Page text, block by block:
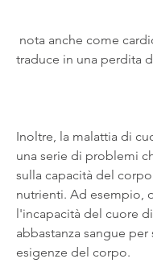
traduce in una perdita
Inoltre, la malattia di
una serie di problemi
sulla capacità del
nutrienti. Ad esempio,
l'incapacità del cuore
abbastanza sangue
esigenze del corpo.